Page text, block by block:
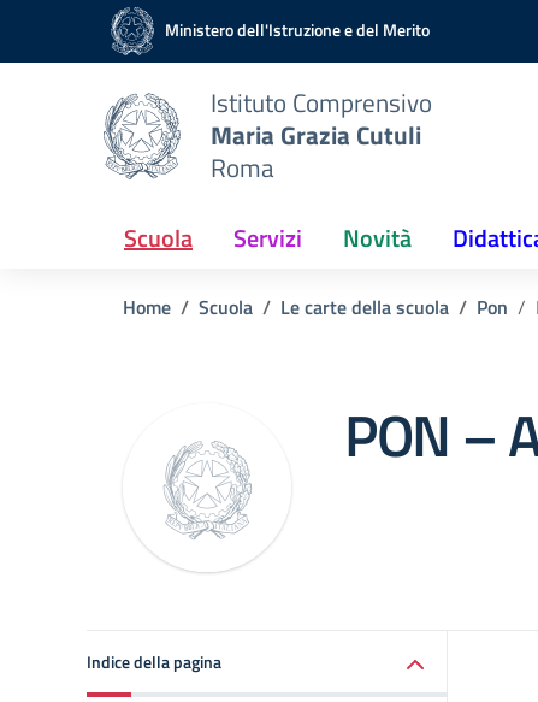
Vai ai contenuti
Vai al menu di navigazione
Ministero dell'Istruzione e del Merito
Istituto Comprensivo
Maria Grazia Cutuli
Roma
Scuola Servizi Novità
Home Scuola Le carte della scuola Pon
PON –
Indice della pagina